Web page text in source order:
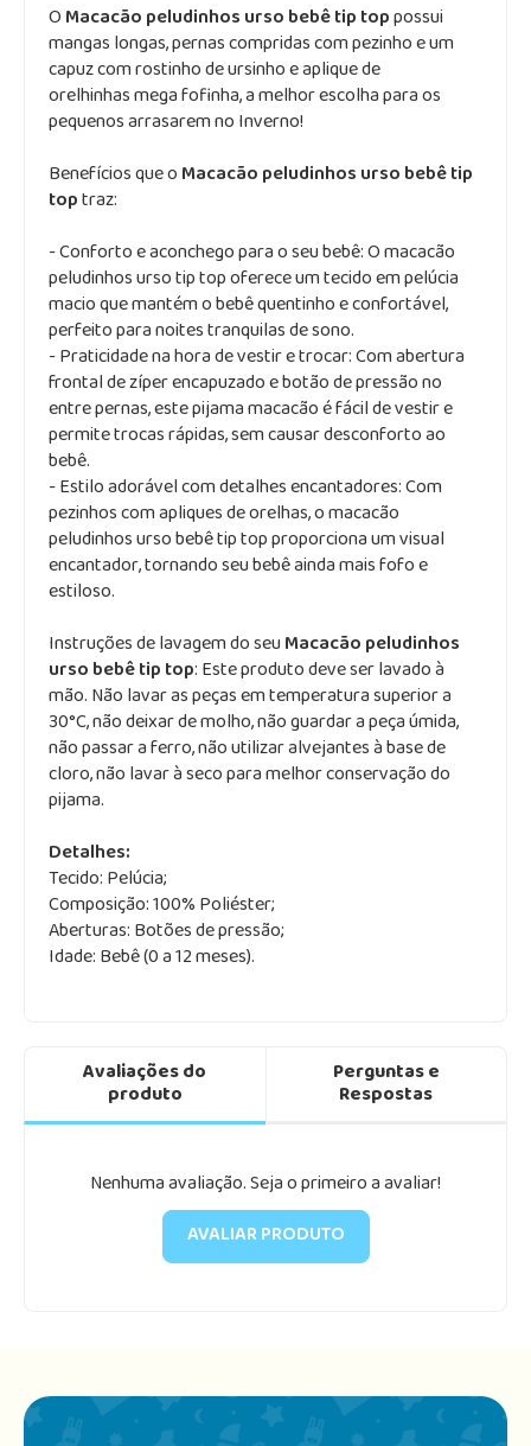
OMacacão peludinhos urso bebê tip toppossui
mangas longas, pernas compridas com pezinho e um
capuz com rostinho de ursinho e aplique de
orelhinhas mega fofinha, a melhor escolha para os
pequenos arrasarem no Inverno!
Benefícios que oMacacão peludinhos urso bebê tip
toptraz:
- Conforto e aconchego para o seu bebê: O macacão
peludinhos urso tip top oferece um tecido em pelúcia
macio que mantém o bebê quentinho e confortável,
perfeito para noites tranquilas de sono.
- Praticidade na hora de vestir e trocar: Com abertura
frontal de zíper encapuzado e botão de pressão no
entre pernas, este pijama macacão é fácil de vestir e
permite trocas rápidas, sem causar desconforto ao
bebê.
- Estilo adorável com detalhes encantadores: Com
pezinhos com apliques de orelhas, o macacão
peludinhos urso bebê tip top proporciona um visual
encantador, tornando seu bebê ainda mais fofo e
estiloso.
Instruções de lavagem do seuMacacão peludinhos
urso bebê tip top: Este produto deve ser lavado à
mão. Não lavar as peças em temperatura superior a
30°C, não deixar de molho, não guardar a peça úmida,
não passar a ferro, não utilizar alvejantes à base de
cloro, não lavar à seco para melhor conservação do
pijama.
Detalhes:
Tecido:Pelúcia;
Composição:100% Poliéster;
Aberturas: Botões de pressão;
Idade: Bebê (0 a 12 meses).
Avaliações do
produto
Perguntas e
Respostas
Nenhuma avaliação. Seja o primeiro a avaliar!
AVALIAR PRODUTO